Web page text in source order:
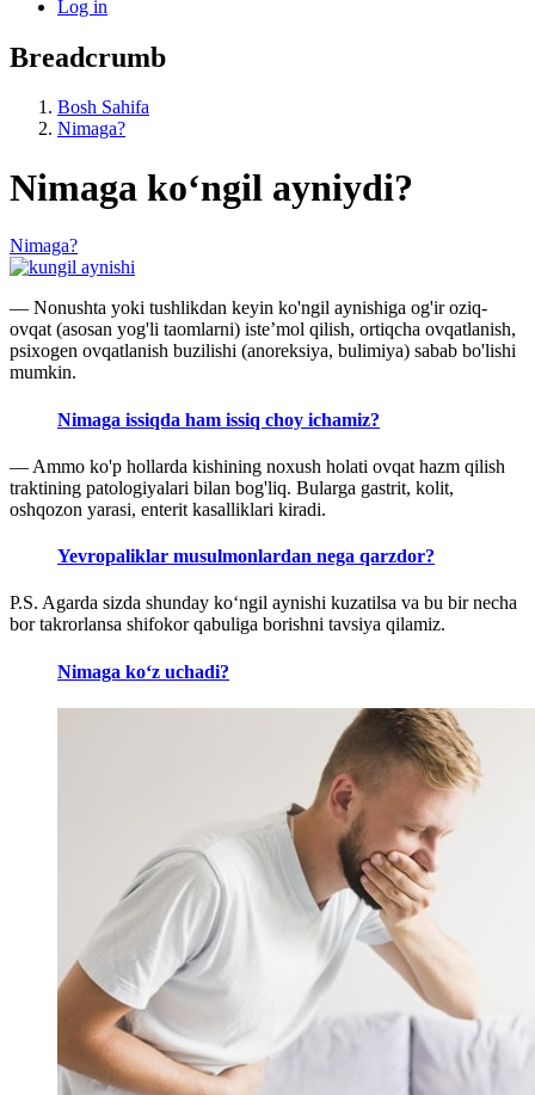
Log in
Breadcrumb
Bosh Sahifa
Nimaga?
Nimaga koʻngil ayniydi?
Nimaga?
— Nonushta yoki tushlikdan keyin ko'ngil aynishiga og'ir oziq-
ovqat (asosan yog'li taomlarni) isteʼmol qilish, ortiqcha ovqatlanish,
psixogen ovqatlanish buzilishi (anoreksiya, bulimiya) sabab bo'lishi
mumkin.
Nimaga issiqda ham issiq choy ichamiz?
— Ammo ko'p hollarda kishining noxush holati ovqat hazm qilish
traktining patologiyalari bilan bog'liq. Bularga gastrit, kolit,
oshqozon yarasi, enterit kasalliklari kiradi.
Yevropaliklar musulmonlardan nega qarzdor?
P.S. Agarda sizda shunday koʻngil aynishi kuzatilsa va bu bir necha
bor takrorlansa shifokor qabuliga borishni tavsiya qilamiz.
Nimaga ko‘z uchadi?